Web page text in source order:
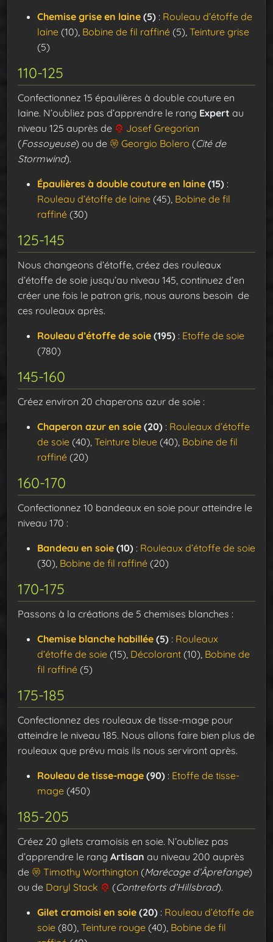
Chemise grise en laine (5) : Rouleau d’étoffe de
laine (10), Bobine de fil raffiné (5), Teinture grise
(5)
110-125
Confectionnez 15 épaulières à double couture en
laine. N’oubliez pas d’apprendre le rang Expert au
niveau 125 auprès de
Josef Gregorian
(Fossoyeuse) ou de Georgio Bolero (Cité de
Stormwind).
Épaulières à double couture en laine (15) :
Rouleau d’étoffe de laine (45), Bobine de fil
raffiné (30)
125-145
Nous changeons d’étoffe, créez des rouleaux
d’étoffe de soie jusqu’au niveau 145, continuez d’en
créer une fois le patron gris, nous aurons besoin de
ces rouleaux après.
Rouleau d’étoffe de soie (195) : Etoffe de soie
(780)
145-160
Créez environ 20 chaperons azur de soie :
Chaperon azur en soie (20) : Rouleaux d’étoffe
de soie (40), Teinture bleue (40), Bobine de fil
raffiné (20)
160-170
Confectionnez 10 bandeaux en soie pour atteindre le
niveau 170 :
Bandeau en soie (10) : Rouleaux d’étoffe de soie
(30), Bobine de fil raffiné (20)
170-175
Passons à la créations de 5 chemises blanches :
Chemise blanche habillée (5) : Rouleaux
d’étoffe de soie (15), Décolorant (10), Bobine de
fil raffiné (5)
175-185
Confectionnez des rouleaux de tisse-mage pour
atteindre le niveau 185. Nous allons faire bien plus de
rouleaux que prévu mais ils nous serviront après.
Rouleau de tisse-mage (90) : Etoffe de tisse-
mage (450)
185-205
Créez 20 gilets cramoisis en soie. N’oubliez pas
d’apprendre le rang Artisan au niveau 200 auprès
de
Timothy Worthington (Marécage d’Âprefange)
ou de Daryl Stack (Contreforts d’Hillsbrad).
Gilet cramoisi en soie (20) : Rouleau d’étoffe de
soie (80), Teinture rouge (40), Bobine de fil